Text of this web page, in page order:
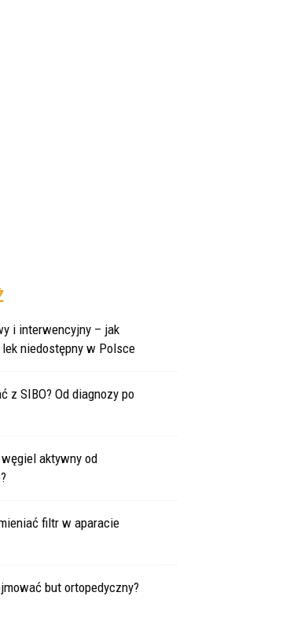
i interwencyjny – jak
niedostępny w Polsce
z SIBO? Od diagnozy po
aktywny od
filtr w aparacie
but ortopedyczny?